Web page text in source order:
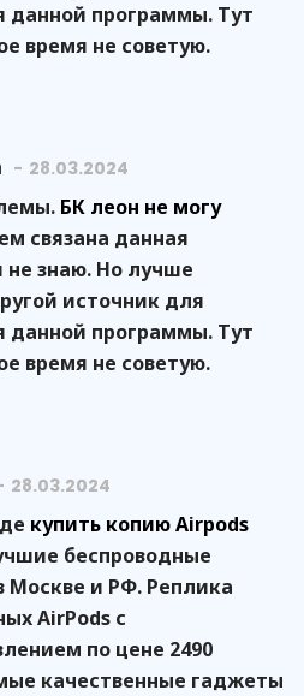
данной программы. Тут
время не советую.
28.03.2024
БК леон не могу
связана данная
не знаю. Но лучше
источник для
данной программы. Тут
время не советую.
28.03.2024
купить копию Airpods
беспроводные
Москве и РФ. Реплика
AirPods с
по цене 2490
качественные гаджеты